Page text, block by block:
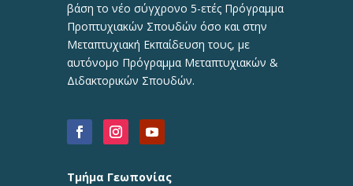
βάση το νέο σύγχρονο 5-ετές Πρόγραμμα
Προπτυχιακών Σπουδών όσο και στην
Μεταπτυχιακή Εκπαίδευση τους, με
αυτόνομο Πρόγραμμα Μεταπτυχιακών &
Διδακτορικών Σπουδών.
Τμήμα Γεωπονίας